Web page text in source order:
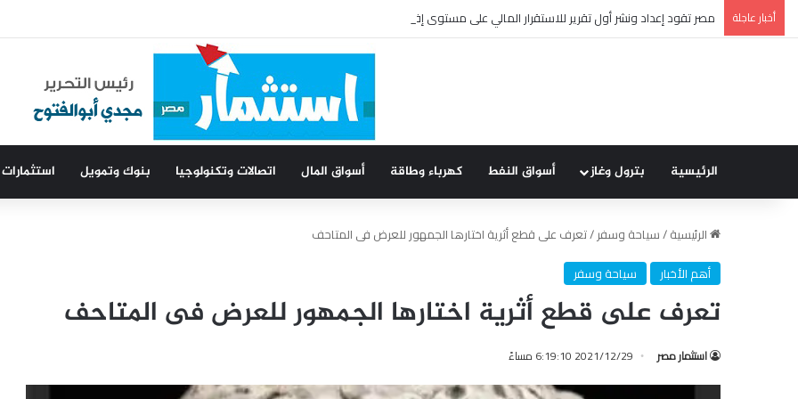
أخبار عاجلة مصر تقود إعداد ونشر أول تقرير للاستقرار المالي على مستوى إفريقيا
الرئيسية بترول وغاز أسواق النفط كهرباء وطاقة أسواق المال اتصالات وتكنولوجيا بنوك وتمويل
الرئيسية/سياحة وسفر/تعرف على قطع أثرية اختارها الجمهور للعرض فى المتاحف
أهم الأخبار
سياحة وسفر
تعرف على قطع أثرية اختارها الجمهور للعرض فى المتاحف
استثمار مصر 2021/12/29 6:19:10 مساءً